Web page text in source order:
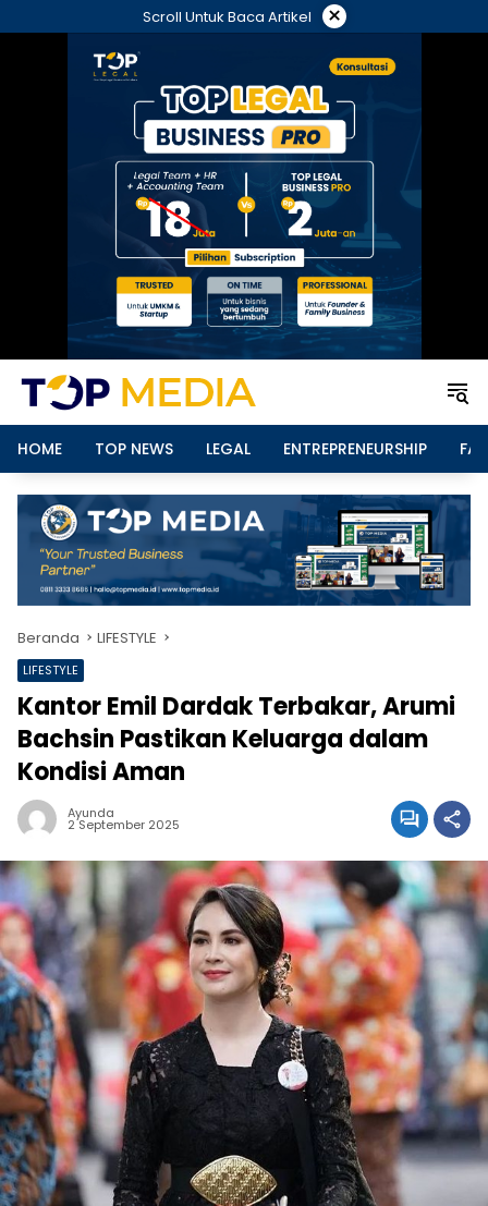
ke
Scroll Untuk Baca Artikel ×
HOME TOP NEWS LEGAL ENTREPRENEURSHIP
Beranda LIFESTYLE
LIFESTYLE
Kantor Emil Dardak Terbakar, Arumi
Bachsin Pastikan Keluarga dalam
Kondisi Aman
Ayunda
2 September 2025